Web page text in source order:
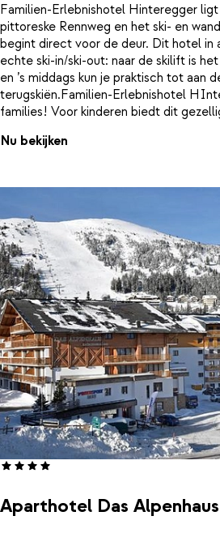
Familien-Erlebnishotel Hinteregger
pittoreske Rennweg en het ski- en
begint direct voor de deur. Dit hotel in
echte ski-in/ski-out: naar de skilift is
en ’s middags kun je praktisch tot aan
terugskiën.Familien-Erlebnishotel
families! Voor kinderen biedt dit
gevarieerd activiteitenprogramma. De
massages, schoonheids- en Ayurveda
Nu bekijken
Aparthotel Das Alpenhaus